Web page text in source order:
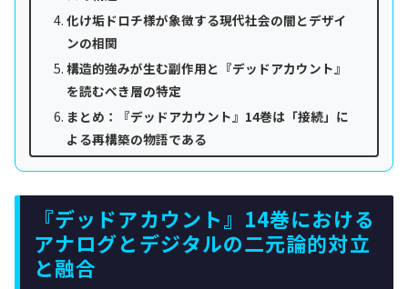
化け垢ドロチ様が象徴する現代社会の闇とデザイ
ンの相関
構造的強みが生む副作用と『デッドアカウント』
を読むべき層の特定
まとめ：『デッドアカウント』14巻は「接続」に
よる再構築の物語である
『デッドアカウント』14巻における
アナログとデジタルの二元論的対立
と融合